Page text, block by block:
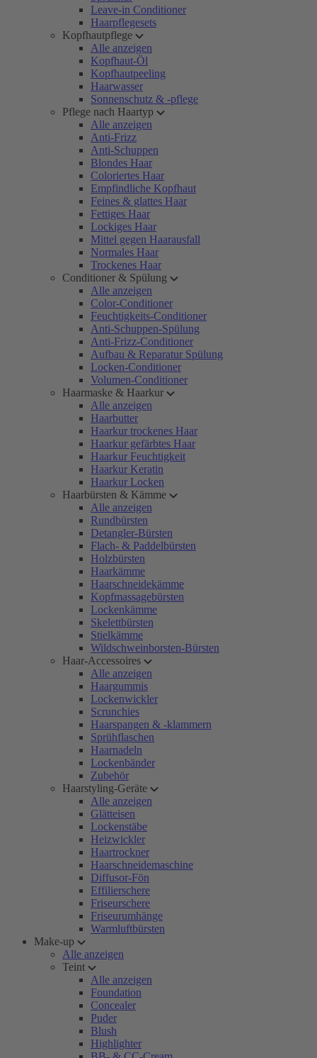
Leave-in Conditioner
Haarpflegesets
Kopfhautpflege
Alle anzeigen
Kopfhaut-Öl
Kopfhautpeeling
Haarwasser
Sonnenschutz & -pflege
Pflege nach Haartyp
Alle anzeigen
Anti-Frizz
Anti-Schuppen
Blondes Haar
Coloriertes Haar
Empfindliche Kopfhaut
Feines & glattes Haar
Fettiges Haar
Lockiges Haar
Mittel gegen Haarausfall
Normales Haar
Trockenes Haar
Conditioner & Spülung
Alle anzeigen
Color-Conditioner
Feuchtigkeits-Conditioner
Anti-Schuppen-Spülung
Anti-Frizz-Conditioner
Aufbau & Reparatur Spülung
Locken-Conditioner
Volumen-Conditioner
Haarmaske & Haarkur
Alle anzeigen
Haarbutter
Haarkur trockenes Haar
Haarkur gefärbtes Haar
Haarkur Feuchtigkeit
Haarkur Keratin
Haarkur Locken
Haarbürsten & Kämme
Alle anzeigen
Rundbürsten
Detangler-Bürsten
Flach- & Paddelbürsten
Holzbürsten
Haarkämme
Haarschneidekämme
Kopfmassagebürsten
Lockenkämme
Skelettbürsten
Stielkämme
Wildschweinborsten-Bürsten
Haar-Accessoires
Alle anzeigen
Haargummis
Lockenwickler
Scrunchies
Haarspangen & -klammern
Sprühflaschen
Haarnadeln
Lockenbänder
Zubehör
Haarstyling-Geräte
Alle anzeigen
Glätteisen
Lockenstäbe
Heizwickler
Haartrockner
Haarschneidemaschine
Diffusor-Fön
Effilierschere
Friseurschere
Friseurumhänge
Warmluftbürsten
Make-up
Alle anzeigen
Teint
Alle anzeigen
Foundation
Concealer
Puder
Blush
Highlighter